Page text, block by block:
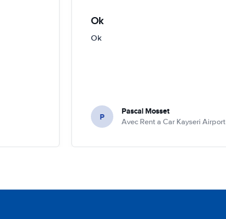
Ok
Ok
P Pascal Mosset
Avec Rent a Car Kayseri Airport